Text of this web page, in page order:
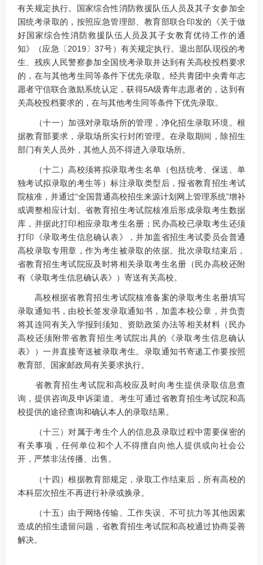
有关规定执行。国家综合性消防救援队伍人员及其子女参加全
国统考录取的，按照应急管理部、教育部联合印发的《关于做
好国家综合性消防救援队伍人员及其子女教育优待工作的通
知》（应急〔2019〕37号）有关规定执行。退出部队现役的考
生、残疾人民警察参加全国统考录取并达到有关高校投档要求
的，在与其他考生同等条件下优先录取。经共青团中央青年志
愿者守信联合激励系统认定，获得5A级青年志愿者的，达到有
关高校投档要求的，在与其他考生同等条件下优先录取。
（十一）加强对录取场所的管理，净化招生录取环境。根
据教育部要求，录取场所实行封闭管理。在录取期间，除招生
部门有关人员外，其他人员不得进入录取场所。
（十二）高校须将拟录取考生名单（包括统考、保送、单
独考试拟录取的考生等）标注录取类型后，报省教育招生考试
院核准，并通过“全国普通高校招生来源计划网上管理系统”增补
或调整相应计划。省教育招生考试院核准后形成录取考生数据
库，并据此打印相应录取考生名册；民办高校已录取考生还须
打印《录取考生信息确认表》，并加盖省招生考试委员会普通
高校录取专用章，作为考生被录取的依据。批次录取结束后，
省教育招生考试院应及时将相关录取考生名册（民办高校还附
有《录取考生信息确认表》）寄送有关高校。
高校根据省教育招生考试院核准备案的录取考生名册填写
录取通知书，由校长签发录取通知书，加盖本校公章，并负责
将其连同有关入学报到须知、资助政策办法等相关材料（民办
高校还须附带省教育招生考试院出具的《录取考生信息确认
表》）一并直接寄送被录取考生。录取通知书寄递工作要按照
教育部、国家邮政局有关要求执行。
省教育招生考试院和高校应及时向考生提供录取信息查
询，提供咨询及申诉渠道。考生可通过省教育招生考试院和高
校提供的途径查询和确认本人的录取结果。
（十三）对属于考生个人的信息及录取过程中需要保密的
有关事项，任何单位和个人不得擅自向他人提供或向社会公
开，严禁非法传播、出售。
（十四）根据教育部规定，录取工作结束后，所有高校的
本科层次招生不再进行补录或换录。
（十五）由于网络传输、工作失误、不可抗力等其他因素
造成的招生遗留问题，省教育招生考试院和高校通过协商妥善
解决。